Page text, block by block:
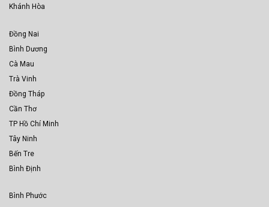
Khánh Hòa
Đồng Nai
Bình Dương
Cà Mau
Trà Vinh
Đồng Tháp
Cần Thơ
TP Hồ Chí Minh
Tây Ninh
Bến Tre
Bình Định
Bình Phước